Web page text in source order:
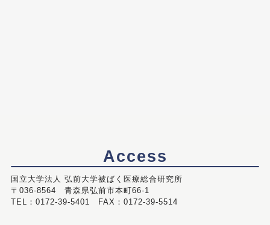
Access
国立大学法人 弘前大学被ばく医療総合研究所
〒036-8564 青森県弘前市本町66-1
TEL：0172-39-5401 FAX：0172-39-5514